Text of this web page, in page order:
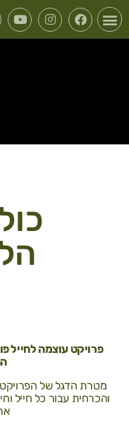
פרויקט עוצמה לחייל
מטרת הדגל של
והכרחית עבור כל חייל